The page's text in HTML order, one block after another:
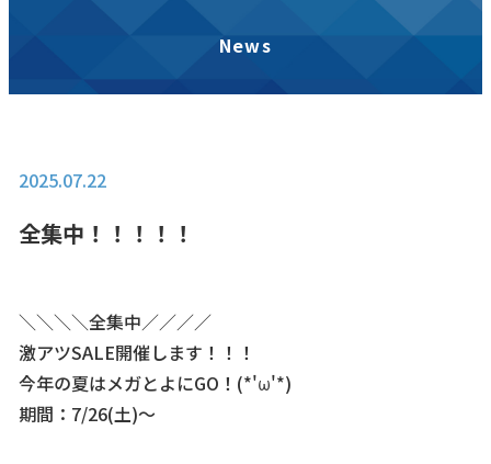
News
2025.07.22
全集中！！！！！
＼＼＼＼全集中／／／／
激アツSALE開催します！！！
今年の夏はメガとよにGO！(*'ω'*)
期間：7/26(土)～